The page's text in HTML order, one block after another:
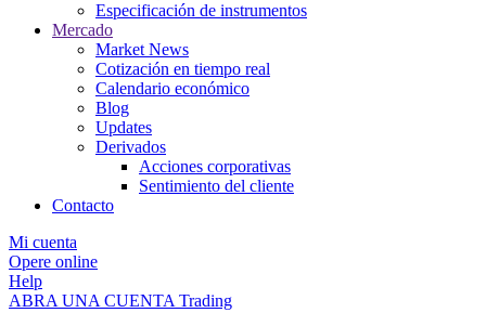
Especificación de instrumentos
Mercado
Market News
Cotización en tiempo real
Calendario económico
Blog
Updates
Derivados
Acciones corporativas
Sentimiento del cliente
Contacto
Mi cuenta
Opere online
Help
ABRA UNA CUENTA Trading